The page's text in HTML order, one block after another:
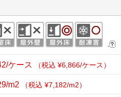
ケース （税込 ¥6,866/ケース）
m2 （税込 ¥7,182/m2）